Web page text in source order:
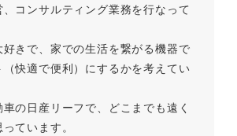
コンサルティング業務を行なって
きで、家での生活を繋がる機器で
快適で便利）にするかを考えてい
の日産リーフで、どこまでも遠く
ています。